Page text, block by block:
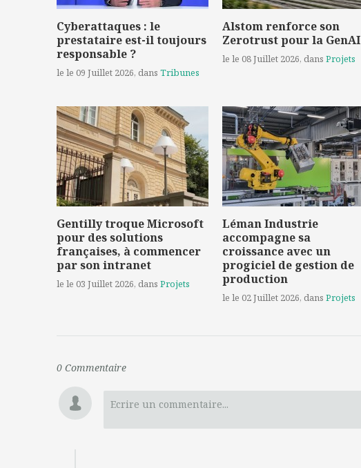
Cyberattaques : le
prestataire est-il toujours
responsable ?
le le 09 Juillet 2026, dans Tribunes
Alstom renforce son
Zerotrust pour la GenAI
le le 08 Juillet 2026, dans Projets
Gentilly troque Microsoft
pour des solutions
françaises, à commencer
par son intranet
le le 03 Juillet 2026, dans Projets
Léman Industrie
accompagne sa
croissance avec un
progiciel de gestion de
production
le le 02 Juillet 2026, dans Projets
0 Commentaire
Ecrire un commentaire...